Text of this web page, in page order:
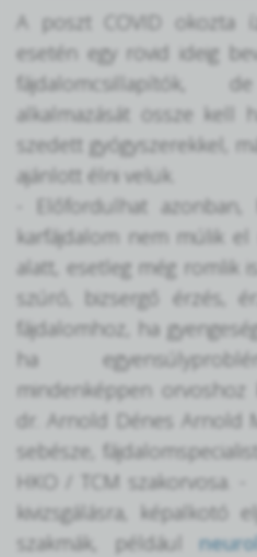
A poszt COVID okozta
esetén egy rövid ideig
fájdalomcsillapítók,
alkalmazását össze kell
szedett gyógyszerekkel,
ajánlott élni velük.
- Előfordulhat
karfájdalom nem múlik
alatt, esetleg még romlik
szúró, bizsergő érzés,
fájdalomhoz, ha
ha
mindenképpen
dr. Arnold Dénes Arnold
sebésze,
HKO / TCM szakorvosa.
kivizsgálásra, képalkotó
szakmák, például